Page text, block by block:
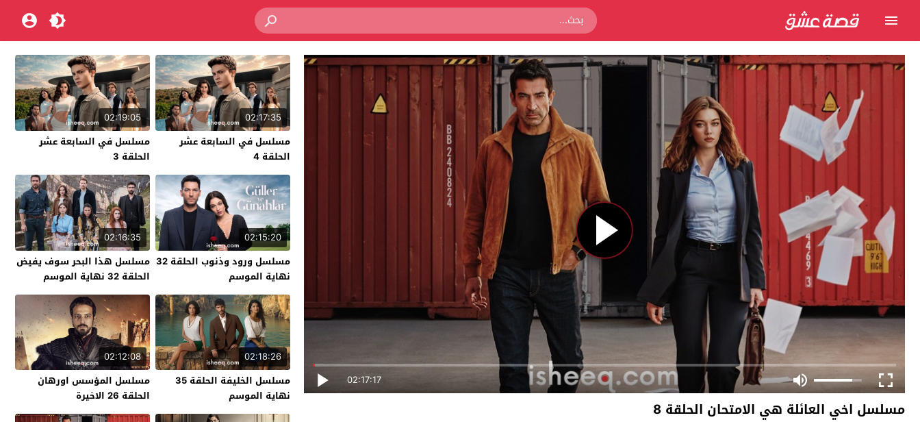
02:17:17
مسلسل اخي العائلة هي الامتحان الحلقة 8
02:17:35
مسلسل في السابعة عشر
الحلقة 4
02:19:05
مسلسل في السابعة عشر
الحلقة 3
02:15:20
مسلسل ورود وذنوب الحلقة 32
نهاية الموسم
02:16:35
مسلسل هذا البحر سوف يفيض
الحلقة 32 نهاية الموسم
02:18:26
مسلسل الخليفة الحلقة 35
نهاية الموسم
02:12:08
مسلسل المؤسس اورهان
الحلقة 26 الاخيرة